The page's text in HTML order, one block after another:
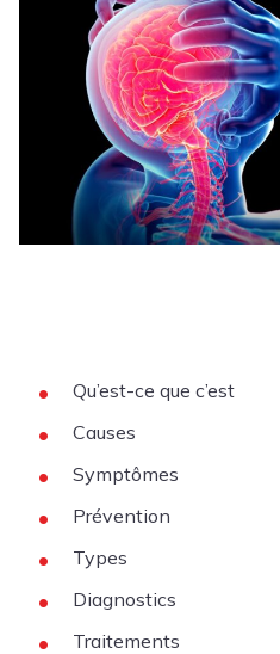
Qu’est-ce que c’est
Causes
Symptômes
Prévention
Types
Diagnostics
Traitements